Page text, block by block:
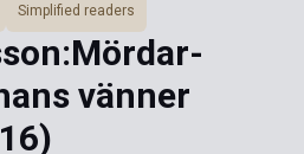
Simplified readers
vänner